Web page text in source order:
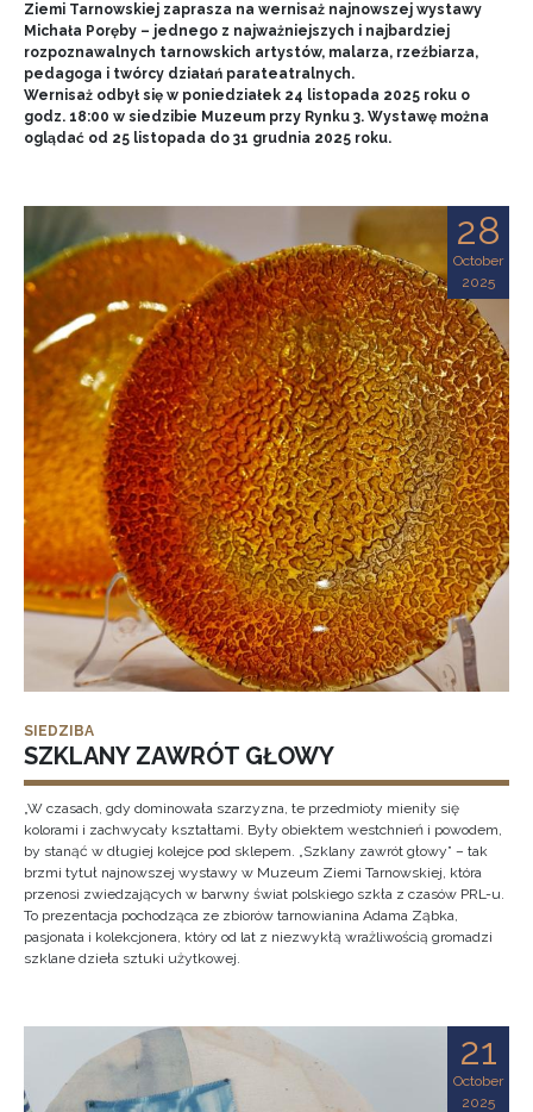
Ziemi Tarnowskiej zaprasza na wernisaż najnowszej wystawy
Michała Poręby – jednego z najważniejszych i najbardziej
rozpoznawalnych tarnowskich artystów, malarza, rzeźbiarza,
pedagoga i twórcy działań parateatralnych.
Wernisaż odbył się w poniedziałek 24 listopada 2025 roku o
godz. 18:00 w siedzibie Muzeum przy Rynku 3. Wystawę można
oglądać od 25 listopada do 31 grudnia 2025 roku.
28
October
2025
SIEDZIBA
SZKLANY ZAWRÓT GŁOWY
„W czasach, gdy dominowała szarzyzna, te przedmioty mieniły się
kolorami i zachwycały kształtami. Były obiektem westchnień i powodem,
by stanąć w długiej kolejce pod sklepem. „Szklany zawrót głowy” – tak
brzmi tytuł najnowszej wystawy w Muzeum Ziemi Tarnowskiej, która
przenosi zwiedzających w barwny świat polskiego szkła z czasów PRL-u.
To prezentacja pochodząca ze zbiorów tarnowianina Adama Ząbka,
pasjonata i kolekcjonera, który od lat z niezwykłą wrażliwością gromadzi
szklane dzieła sztuki użytkowej.
21
October
2025